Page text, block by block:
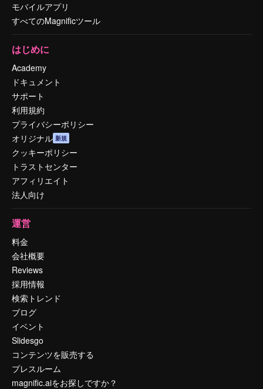
モバイルアプリ
すべてのMagnificツール
はじめに
Academy
ドキュメント
サポート
利用規約
プライバシーポリシー
オリジナル 新規
クッキーポリシー
トラストセンター
アフィリエイト
法人向け
運営
料金
会社概要
Reviews
採用情報
検索トレンド
ブログ
イベント
Slidesgo
コンテンツを販売する
プレスルーム
magnific.aiをお探しですか？